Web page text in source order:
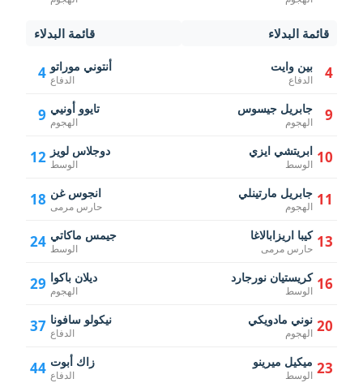
قائمة البدلاء
4 أنتوني موراتو
الدفاع
9 تايوو أونيي
الهجوم
12 دوجلاس لويز
الوسط
18 انجوس غن
حارس مرمى
24 جيمس ماكاتي
الوسط
29 ديلان باكوا
الهجوم
37 نيكولو سافونا
الدفاع
44 زاك أبوت
الدفاع
قائمة البدلاء
4 بين وايت
الدفاع
9 جابريل جيسوس
الهجوم
10 ابريتشي ايزي
الوسط
11 جابريل مارتينلي
الهجوم
13 كيبا اريزابالاغا
حارس مرمى
16 كريستيان نورجارد
الوسط
20 نوني مادويكي
الهجوم
23 ميكيل ميرينو
الوسط